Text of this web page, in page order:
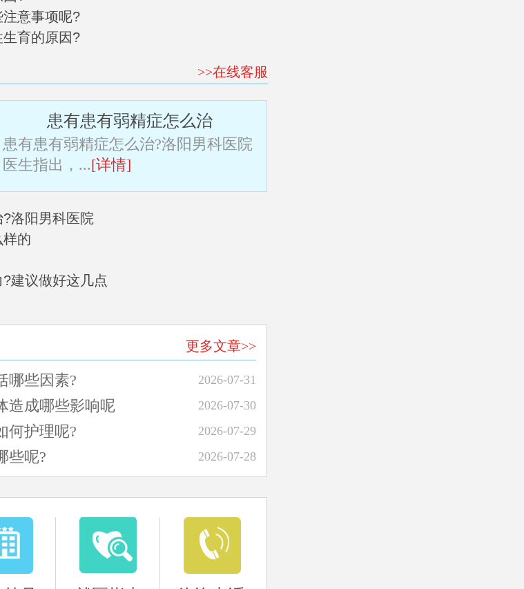
注意事项呢?
生育的原因?
>>在线客服
患有患有弱精症怎么治
患有患有弱精症怎么治?洛阳男科医院
医生指出，...[详情]
?洛阳男科医院
样的
建议做好这几点
更多文章>>
哪些因素? 2026-07-31
造成哪些影响呢 2026-07-30
何护理呢? 2026-07-29
些呢? 2026-07-28